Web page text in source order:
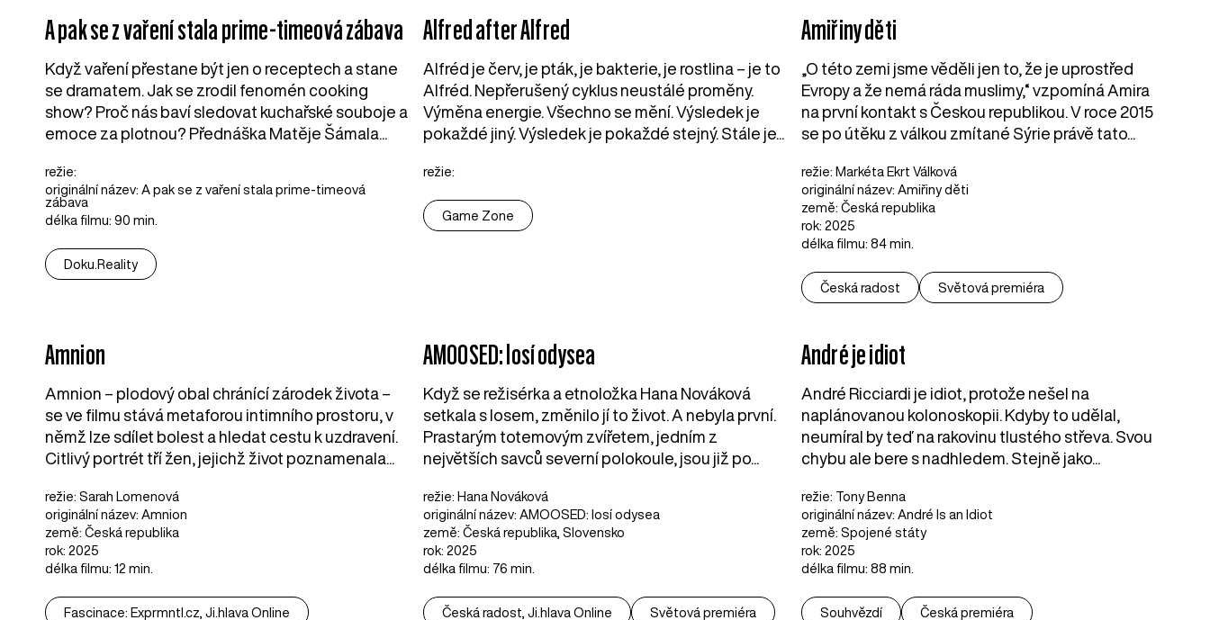
A pak se z vaření stala prime-timeová zábava
Když vaření přestane být jen o receptech a stane
se dramatem. Jak se zrodil fenomén cooking
show? Proč nás baví sledovat kuchařské souboje a
emoce za plotnou? Přednáška Matěje Šámala...
režie:
originální název: A pak se z vaření stala prime-timeová
zábava
délka filmu: 90 min.
Doku.Reality
Alfred after Alfred
Alfréd je červ, je pták, je bakterie, je rostlina – je to
Alfréd. Nepřerušený cyklus neustálé proměny.
Výměna energie. Všechno se mění. Výsledek je
pokaždé jiný. Výsledek je pokaždé stejný. Stále je...
režie:
Game Zone
Amiřiny děti
„O této zemi jsme věděli jen to, že je uprostřed
Evropy a že nemá ráda muslimy,“ vzpomíná Amira
na první kontakt s Českou republikou. V roce 2015
se po útěku z válkou zmítané Sýrie právě tato...
režie: Markéta Ekrt Válková
originální název: Amiřiny děti
země: Česká republika
rok: 2025
délka filmu: 84 min.
Česká radost Světová premiéra
Amnion
Amnion – plodový obal chránící zárodek života –
se ve filmu stává metaforou intimního prostoru, v
němž lze sdílet bolest a hledat cestu k uzdravení.
Citlivý portrét tří žen, jejichž život poznamenala...
režie: Sarah Lomenová
originální název: Amnion
země: Česká republika
rok: 2025
délka filmu: 12 min.
Fascinace: Exprmntl.cz, Ji.hlava Online
AMOOSED: losí odysea
Když se režisérka a etnoložka Hana Nováková
setkala s losem, změnilo jí to život. A nebyla první.
Prastarým totemovým zvířetem, jedním z
největších savců severní polokoule, jsou již po...
režie: Hana Nováková
originální název: AMOOSED: losí odysea
země: Česká republika, Slovensko
rok: 2025
délka filmu: 76 min.
Česká radost, Ji.hlava Online Světová premiéra
André je idiot
André Ricciardi je idiot, protože nešel na
naplánovanou kolonoskopii. Kdyby to udělal,
neumíral by teď na rakovinu tlustého střeva. Svou
chybu ale bere s nadhledem. Stejně jako...
režie: Tony Benna
originální název: André Is an Idiot
země: Spojené státy
rok: 2025
délka filmu: 88 min.
Souhvězdí Česká premiéra